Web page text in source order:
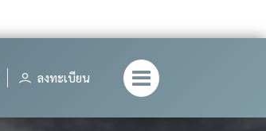
ลงทะเบียน